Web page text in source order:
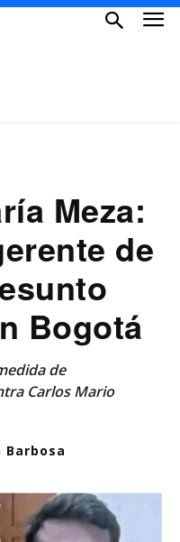
Meza:
de
Bogotá
de
Carlos Mario
Barbosa